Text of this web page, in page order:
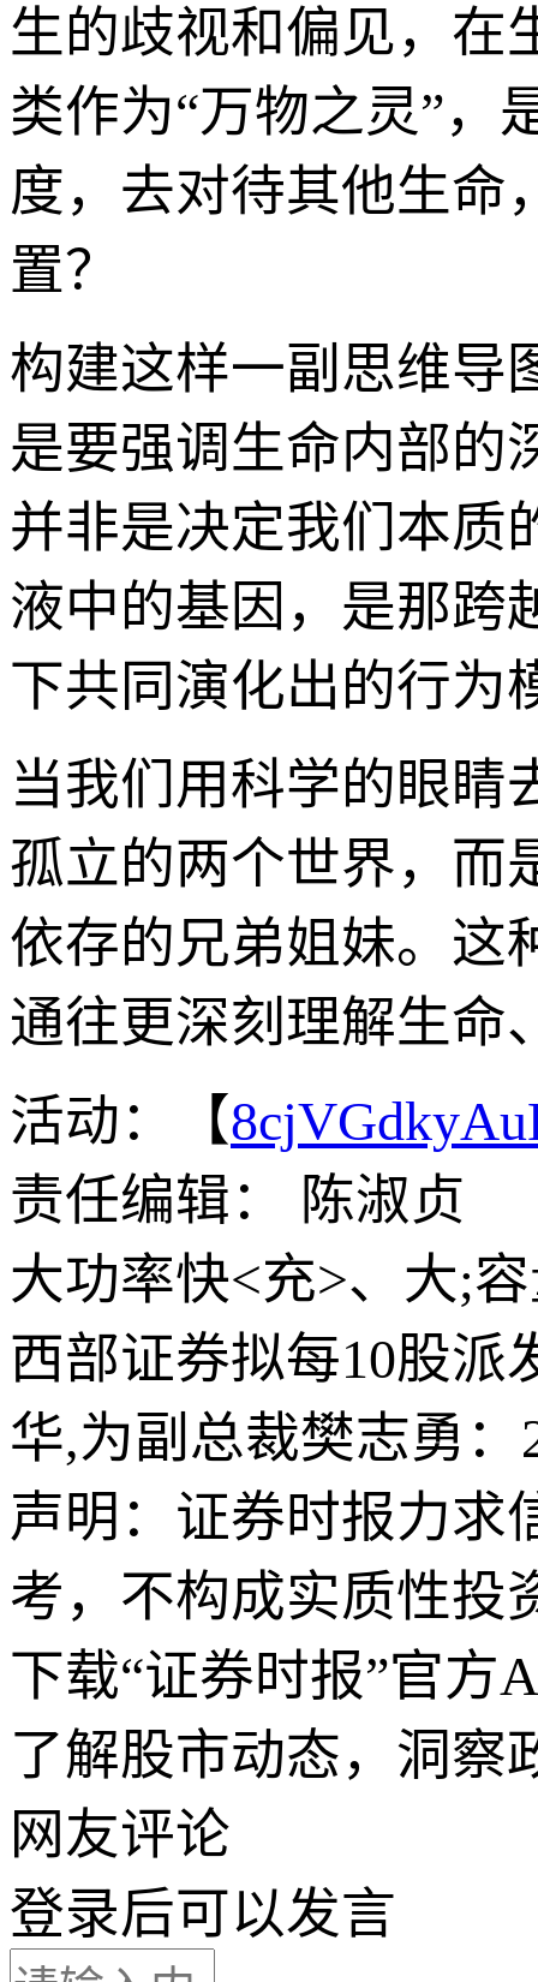
生的歧视和偏见，在
类作为“万物之灵”，
度，去对待其他生命
置？
构建这样一副思维导
是要强调生命内部的
并非是决定我们本质
液中的基因，是那跨
下共同演化出的行为
当我们用科学的眼睛
孤立的两个世界，而
依存的兄弟姐妹。这
通往更深刻理解生命
活动：【
责任编辑： 陈淑贞
大功率快<充>、大;
西部证券拟每10股派
华,为副总裁樊志勇：
声明：证券时报力求
考，不构成实质性投
下载“证券时报”官方
了解股市动态，洞察
网友评论
登录后可以发言